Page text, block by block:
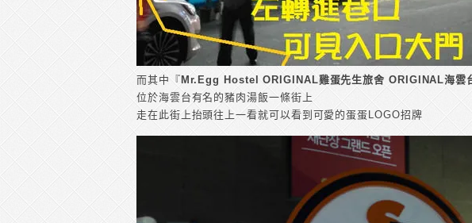
而其中『 Mr.Egg Hostel ORIGINAL雞蛋先生旅舍 ORIGINAL海雲
位於海雲台有名的豬肉湯飯一條街上
走在此街上抬頭往上一看就可以看到可愛的蛋蛋LOGO招牌